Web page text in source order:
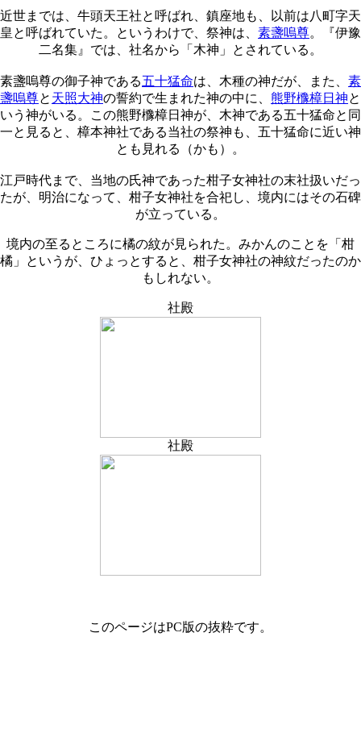
近世までは、牛頭天王社と呼ばれ、鎮座地も、以前は八町字天
皇と呼ばれていた。というわけで、祭神は、 素盞嗚尊。『伊豫
二名集』では、社名から「木神」とされている。
素盞嗚尊の御子神である五十猛命は、木種の神だが、また、 素
盞嗚尊と 天照大神の誓約で生まれた神の中に、 熊野櫲樟日神と
いう神がいる。この熊野櫲樟日神が、木神である五十猛命と同
一と見ると、樟本神社である当社の祭神も、五十猛命に近い神
とも見れる（かも）。
江戸時代まで、当地の氏神であった柑子女神社の末社扱いだっ
たが、明治になって、柑子女神社を合祀し、境内にはその石碑
が立っている。
境内の至るところに橘の紋が見られた。みかんのことを「柑
橘」というが、ひょっとすると、柑子女神社の神紋だったのか
もしれない。
社殿
社殿
このページはPC版の抜粋です。